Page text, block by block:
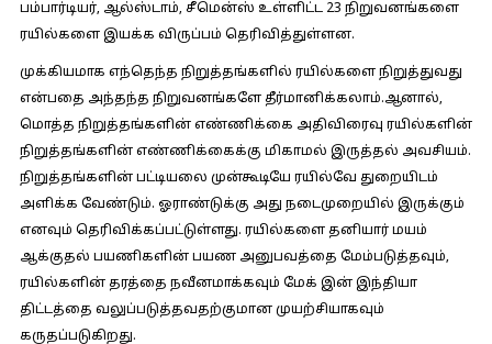
பம்பார்டியர், ஆல்ஸ்டாம், சீமென்ஸ் உள்ளிட்ட 23 நிறுவனங்களை
ரயில்களை இயக்க விருப்பம் தெரிவித்துள்ளன.
முக்கியமாக எந்தெந்த நிறுத்தங்களில் ரயில்களை நிறுத்துவது
என்பதை அந்தந்த நிறுவனங்களே தீர்மானிக்கலாம்.ஆனால்,
மொத்த நிறுத்தங்களின் எண்ணிக்கை அதிவிரைவு ரயில்களின்
நிறுத்தங்களின் எண்ணிக்கைக்கு மிகாமல் இருத்தல் அவசியம்.
நிறுத்தங்களின் பட்டியலை முன்கூடியே ரயில்வே துறையிடம்
அளிக்க வேண்டும். ஓராண்டுக்கு அது நடைமுறையில் இருக்கும்
எனவும் தெரிவிக்கப்பட்டுள்ளது. ரயில்களை தனியார் மயம்
ஆக்குதல் பயணிகளின் பயண அனுபவத்தை மேம்படுத்தவும்,
ரயில்களின் தரத்தை நவீனமாக்கவும் மேக் இன் இந்தியா
திட்டத்தை வலுப்படுத்தவதற்குமான முயற்சியாகவும்
கருதப்படுகிறது.